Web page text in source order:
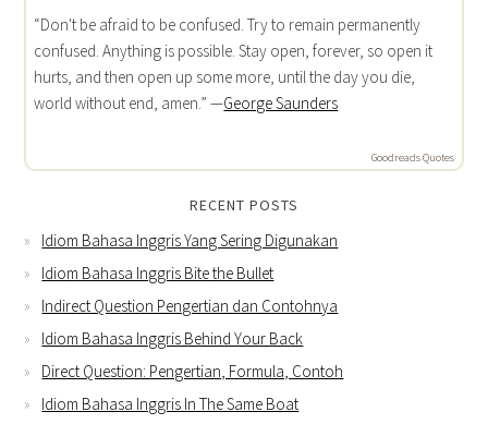
“Don't be afraid to be confused. Try to remain permanently
confused. Anything is possible. Stay open, forever, so open it
hurts, and then open up some more, until the day you die,
world without end, amen.” —George Saunders
Goodreads Quotes
RECENT POSTS
Idiom Bahasa Inggris Yang Sering Digunakan
Idiom Bahasa Inggris Bite the Bullet
Indirect Question Pengertian dan Contohnya
Idiom Bahasa Inggris Behind Your Back
Direct Question: Pengertian, Formula, Contoh
Idiom Bahasa Inggris In The Same Boat